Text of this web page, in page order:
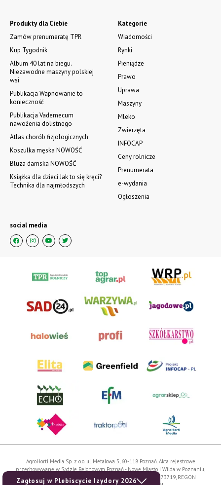
Zagłosuj w Plebiscycie Izydory 2026
Kategorie
Wiadomości
Rynki
Pieniądze
Prawo
Uprawa
Maszyny
Mleko
Zwierzęta
INFOCAP
Ceny rolnicze
Prenumerata
e-wydania
Ogłoszenia
Produkty dla Ciebie
Zamów prenumeratę TPR
Kup Tygodnik
Album 40 lat na biegu.
Niezawodne maszyny polskiej
wsi
Publikacja Wapnowanie to
konieczność
Publikacja Vademecum
nawożenia dolistnego
Atlas chorób fizjologicznych
Koszulka męska NOWOŚĆ
Bluza damska NOWOŚĆ
Książka dla dzieci Jak to się kręci?
Technika dla najmłodszych
social media
AgroHorti Media Sp. z o.o. ul. Metalowa 5, 60-118 Poznań. Akta rejestrowe
przechowywane w Sądzie Rejonowym Poznań - Nowe Miasto i Wilda w Poznaniu,
VIII Wydziale Gospodarczym, KRS 0001116269, NIP 7792573719, REGON